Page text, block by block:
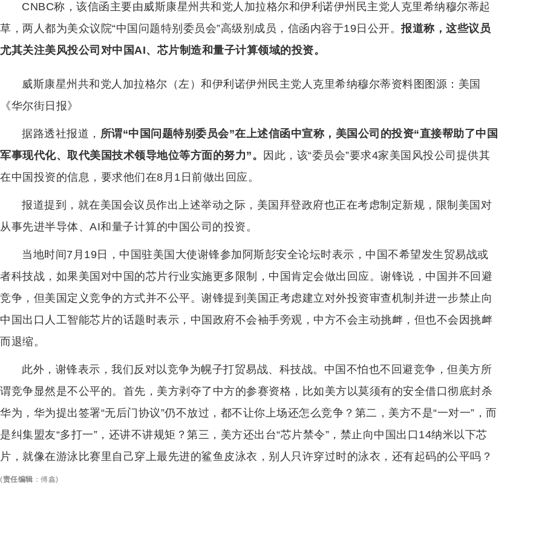
CNBC称，该信函主要由威斯康星州共和党人加拉格尔和伊利诺伊州民主党人克里希纳穆尔蒂起
草，两人都为美众议院“中国问题特别委员会”高级别成员，信函内容于19日公开。 报道称，这些议员
尤其关注美风投公司对中国AI、芯片制造和量子计算领域的投资。
威斯康星州共和党人加拉格尔（左）和伊利诺伊州民主党人克里希纳穆尔蒂资料图图源：美国
《华尔街日报》
据路透社报道， 所谓“中国问题特别委员会”在上述信函中宣称，美国公司的投资“直接帮助了中国
军事现代化、取代美国技术领导地位等方面的努力”。
因此，该“委员会”要求4家美国风投公司提供其
在中国投资的信息，要求他们在8月1日前做出回应。
报道提到，就在美国会议员作出上述举动之际，美国拜登政府也正在考虑制定新规，限制美国对
从事先进半导体、AI和量子计算的中国公司的投资。
当地时间7月19日，中国驻美国大使谢锋参加阿斯彭安全论坛时表示，中国不希望发生贸易战或
者科技战，如果美国对中国的芯片行业实施更多限制，中国肯定会做出回应。谢锋说，中国并不回避
竞争，但美国定义竞争的方式并不公平。谢锋提到美国正考虑建立对外投资审查机制并进一步禁止向
中国出口人工智能芯片的话题时表示，中国政府不会袖手旁观，中方不会主动挑衅，但也不会因挑衅
而退缩。
此外，谢锋表示，我们反对以竞争为幌子打贸易战、科技战。中国不怕也不回避竞争，但美方所
谓竞争显然是不公平的。首先，美方剥夺了中方的参赛资格，比如美方以莫须有的安全借口彻底封杀
华为，华为提出签署“无后门协议”仍不放过，都不让你上场还怎么竞争？第二，美方不是“一对一”，而
是纠集盟友“多打一”，还讲不讲规矩？第三，美方还出台“芯片禁令”，禁止向中国出口14纳米以下芯
片，就像在游泳比赛里自己穿上最先进的鲨鱼皮泳衣，别人只许穿过时的泳衣，还有起码的公平吗？
(责任编辑 ： 傅鑫)